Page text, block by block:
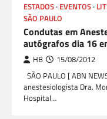
ESTADOS EVENTOS
SÃO PAULO
Condutas em
autógrafos dia 16
HB 15/08/2012
SÃO PAULO [ ABN
anestesiologista Dra.
Hospital…